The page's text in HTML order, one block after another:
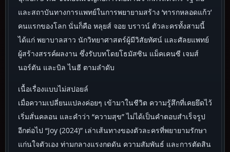
และสถาบันทางการแพทย์ในการพยายามสร้าง ‘ทารกหลอดแก้ว’
คนแรกของโลก นั่นก็คือ หลุยส์ จอย บราวน์ ตัวละครทั้งสามนี้
ได้แก่ พยาบาลสาว นักวิทยาศาสตร์ผู้มีวิสัยทัศน์ และศัลยแพทย์
ผู้สร้างสรรค์ผลงาน ซึ่งรับบทโดยโธมัสซิน แม็คเคนซี เจมส์
นอร์ตัน และบิล ไนฮี ตามลำดับ
เนื้อเรื่องแบบไม่สปอยล์
เมื่อความเปลี่ยนแปลงค่อยๆ เข้ามาในชีวิต ความรู้สึกที่เคยยึดไว้
เริ่มสั่นคลอน และคำว่า “ความสุข” ไม่ได้เป็นคำตอบสำเร็จรูป
อีกต่อไป “Joy (2024)” เล่าเส้นทางของตัวละครที่พยายามรักษา
แก่นใจตัวเอง ท่ามกลางแรงกดดัน ความสัมพันธ์ และการตัดสิน